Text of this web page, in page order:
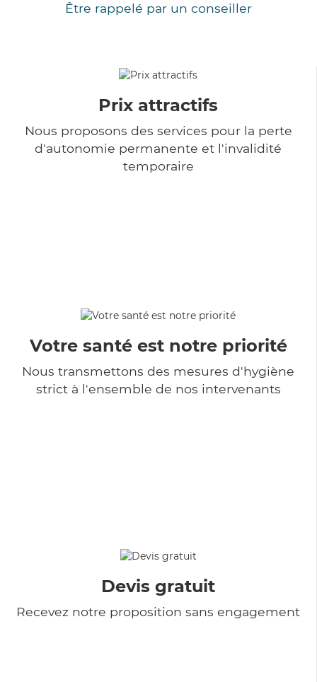
Être rappelé par un conseiller
Prix attractifs
Nous proposons des services pour la perte
d'autonomie permanente et l'invalidité
temporaire
Votre santé est notre priorité
Nous transmettons des mesures d'hygiène
strict à l'ensemble de nos intervenants
Devis gratuit
Recevez notre proposition sans engagement